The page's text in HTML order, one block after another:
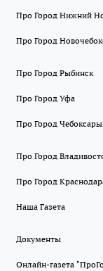
Про Город Нижний
Про Город
Про Город Рыбинск
Про Город Уфа
Про Город Чебоксары
Про Город
Про Город
Наша Газета
Документы
Онлайн-газета